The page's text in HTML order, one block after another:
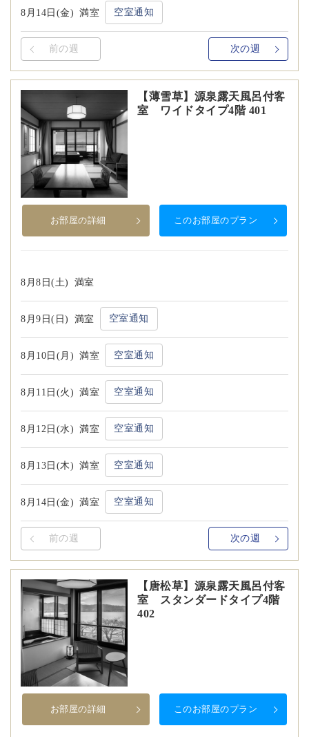
8月14日(金) 満室 空室通知
前の週 次の週
【薄雪草】源泉露天風呂付客
室 ワイドタイプ4階 401
お部屋の詳細 このお部屋のプラン
8月8日(土) 満室
8月9日(日) 満室 空室通知
8月10日(月) 満室 空室通知
8月11日(火) 満室 空室通知
8月12日(水) 満室 空室通知
8月13日(木) 満室 空室通知
8月14日(金) 満室 空室通知
前の週 次の週
【唐松草】源泉露天風呂付客
室 スタンダードタイプ4階
402
お部屋の詳細 このお部屋のプラン